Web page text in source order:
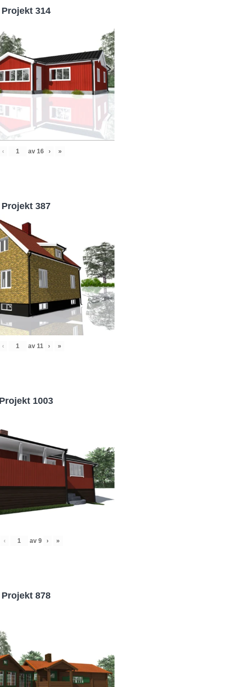
Projekt 314
‹ av 16 › »
Projekt 387
‹ av 11 › »
1003
‹ av 9 › »
Projekt 878